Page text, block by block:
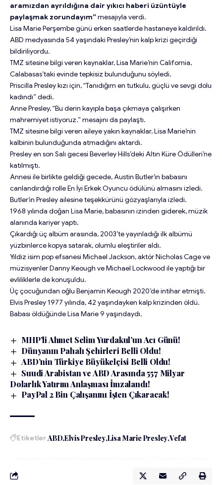
aramızdan ayrıldığına dair yıkıcı haberi üzüntüyle
paylaşmak zorundayım”mesajıyla verdi.
Lisa Marie Perşembe günü erken saatlerde hastaneye kaldırıldı.
ABD medyasında 54 yaşındaki Presley’nin kalp krizi geçirdiği
bildiriliyordu.
TMZ sitesine bilgi veren kaynaklar, Lisa Marie’nin California,
Calabasas’taki evinde tepkisiz bulunduğunu söyledi.
Priscilla Presley kızı için, “Tanıdığım en tutkulu, güçlü ve sevgi dolu
kadındı” dedi.
Anne Presley, “Bu derin kayıpla başa çıkmaya çalışırken
mahremiyet istiyoruz.” mesajını da paylaştı.
TMZ sitesine bilgi veren aileye yakın kaynaklar, Lisa Marie’nin
kalbinin bulunduğunda atmadığını aktardı.
Presley en son Salı gecesi Beverley Hills’deki Altın Küre Ödülleri’ne
katılmıştı.
Annesi ile birlikte geldiği gecede, Austin Butler’ın babasını
canlandırdığı rolle En İyi Erkek Oyuncu ödülünü almasını izledi.
Butler’ın Presley ailesine teşekkürünü gözyaşlarıyla izledi.
1968 yılında doğan Lisa Marie, babasının izinden giderek, müzik
alanında kariyer yaptı.
Çıkardığı üç albüm arasında, 2003’te yayınladığı ilk albümü
yüzbinlerce kopya satarak, olumlu eleştiriler aldı.
Yıldız isim pop efsanesi Michael Jackson, aktör Nicholas Cage ve
müzisyenler Danny Keough ve Michael Lockwood ile yaptığı bir
evliliklerle de konuşuldu.
Üç çocuğundan oğlu Benjamin Keough 2020’de intihar etmişti.
Elvis Presley 1977 yılında, 42 yaşındayken kalp krizinden öldü.
Babası öldüğünde Lisa Marie 9 yaşındaydı.
MHP’li Ahmet Selim Yurdakul’un Acı Günü!
Dünyanın Pahalı Şehirleri Belli Oldu!
ABD’nin Türkiye Büyükelçisi Belli Oldu!
Suudi Arabistan ve ABD Arasında 557 Milyar
Dolarlık Yatırım Anlaşması İmzalandı!
PayPal 2 Bin Çalışanını İşten Çıkaracak!
EtiketlerABD Elvis Presley Lisa Marie Presley Vefat